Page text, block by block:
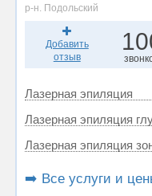
р-н. Подольский
Добавить
отзыв
Лазерная эпиляция
Лазерная эпиляция
Лазерная эпиляция
➡️ Все услуги и